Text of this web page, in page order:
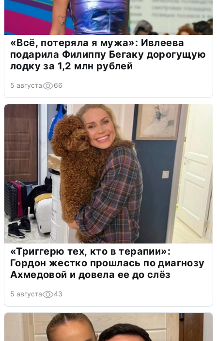
«Всё, потеряла я мужа»: Ивлеева
подарила Филиппу Бегаку дорогущую
лодку за 1,2 млн рублей
5 августа 66
«Триггерю тех, кто в терапии»:
Гордон жестко прошлась по диагнозу
Ахмедовой и довела ее до слёз
5 августа 43